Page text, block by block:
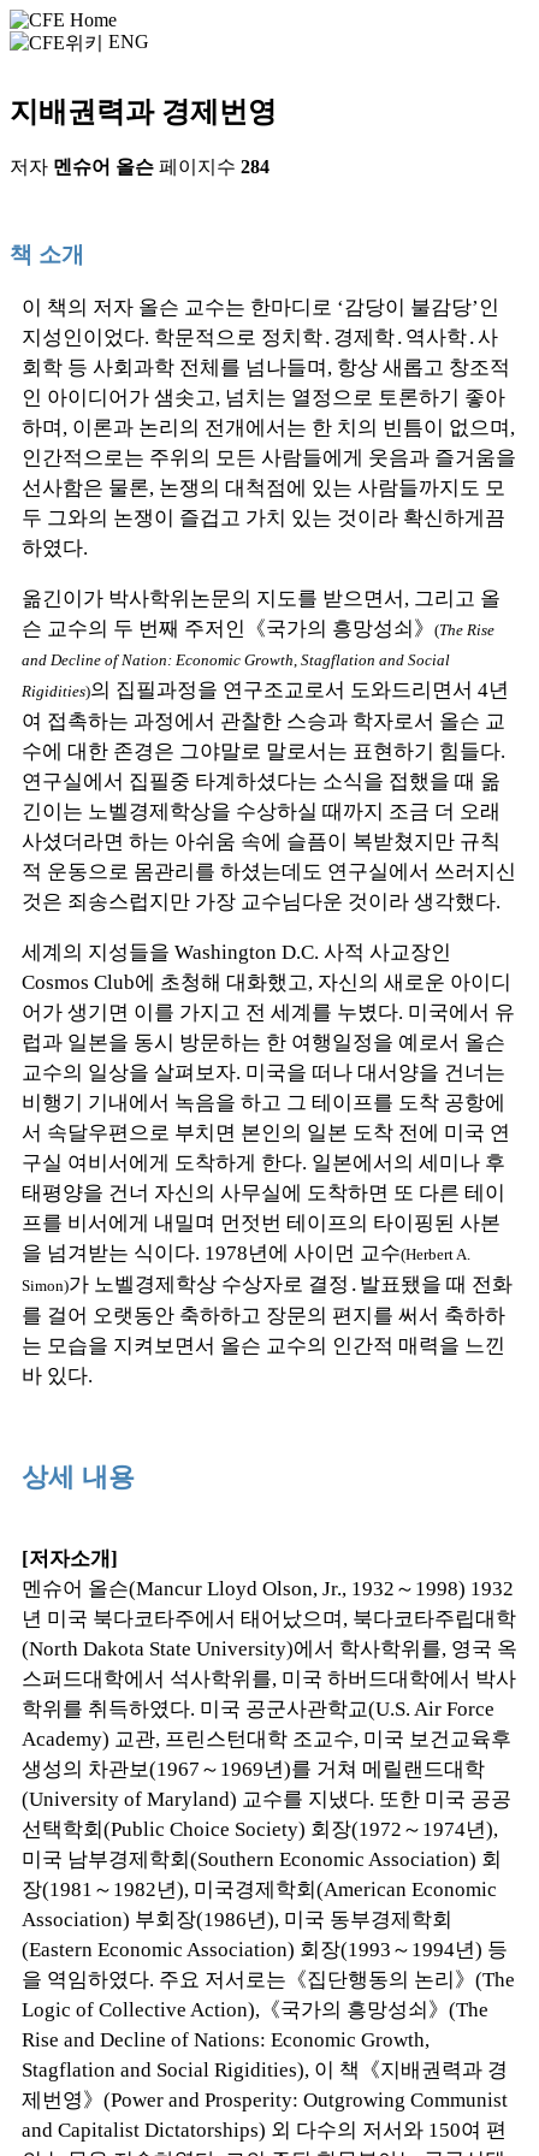
ENG
지배권력과 경제번영
저자 멘슈어 올슨 페이지수 284
책 소개
이 책의 저자 올슨 교수는 한마디로 ‘감당이 불감당’인
지성인이었다. 학문적으로 정치학․경제학․역사학․사
회학 등 사회과학 전체를 넘나들며, 항상 새롭고 창조적
인 아이디어가 샘솟고, 넘치는 열정으로 토론하기 좋아
하며, 이론과 논리의 전개에서는 한 치의 빈틈이 없으며,
인간적으로는 주위의 모든 사람들에게 웃음과 즐거움을
선사함은 물론, 논쟁의 대척점에 있는 사람들까지도 모
두 그와의 논쟁이 즐겁고 가치 있는 것이라 확신하게끔
하였다.
옮긴이가 박사학위논문의 지도를 받으면서, 그리고 올
슨 교수의 두 번째 주저인《국가의 흥망성쇠 》 (The Rise
and Decline of Nation: Economic Growth, Stagflation and Social
Rigidities)의 집필과정을 연구조교로서 도와드리면서 4년
여 접촉하는 과정에서 관찰한 스승과 학자로서 올슨 교
수에 대한 존경은 그야말로 말로서는 표현하기 힘들다.
연구실에서 집필중 타계하셨다는 소식을 접했을 때 옮
긴이는 노벨경제학상을 수상하실 때까지 조금 더 오래
사셨더라면 하는 아쉬움 속에 슬픔이 복받쳤지만 규칙
적 운동으로 몸관리를 하셨는데도 연구실에서 쓰러지신
것은 죄송스럽지만 가장 교수님다운 것이라 생각했다.
세계의 지성들을 Washington D.C. 사적 사교장인
Cosmos Club에 초청해 대화했고, 자신의 새로운 아이디
어가 생기면 이를 가지고 전 세계를 누볐다. 미국에서 유
럽과 일본을 동시 방문하는 한 여행일정을 예로서 올슨
교수의 일상을 살펴보자. 미국을 떠나 대서양을 건너는
비행기 기내에서 녹음을 하고 그 테이프를 도착 공항에
서 속달우편으로 부치면 본인의 일본 도착 전에 미국 연
구실 여비서에게 도착하게 한다. 일본에서의 세미나 후
태평양을 건너 자신의 사무실에 도착하면 또 다른 테이
프를 비서에게 내밀며 먼젓번 테이프의 타이핑된 사본
을 넘겨받는 식이다. 1978년에 사이먼 교수(Herbert A.
Simon)가 노벨경제학상 수상자로 결정․발표됐을 때 전화
를 걸어 오랫동안 축하하고 장문의 편지를 써서 축하하
는 모습을 지켜보면서 올슨 교수의 인간적 매력을 느낀
바 있다.
상세 내용
[저자소개]
멘슈어 올슨(Mancur Lloyd Olson, Jr., 1932～1998) 1932
년 미국 북다코타주에서 태어났으며, 북다코타주립대학
(North Dakota State University)에서 학사학위를, 영국 옥
스퍼드대학에서 석사학위를, 미국 하버드대학에서 박사
학위를 취득하였다. 미국 공군사관학교(U.S. Air Force
Academy) 교관, 프린스턴대학 조교수, 미국 보건교육후
생성의 차관보(1967～1969년)를 거쳐 메릴랜드대학
(University of Maryland) 교수를 지냈다. 또한 미국 공공
선택학회(Public Choice Society) 회장(1972～1974년),
미국 남부경제학회(Southern Economic Association) 회
장(1981～1982년), 미국경제학회(American Economic
Association) 부회장(1986년), 미국 동부경제학회
(Eastern Economic Association) 회장(1993～1994년) 등
을 역임하였다. 주요 저서로는《집단행동의 논리》(The
Logic of Collective Action),《국가의 흥망성쇠》(The
Rise and Decline of Nations: Economic Growth,
Stagflation and Social Rigidities), 이 책《지배권력과 경
제번영》(Power and Prosperity: Outgrowing Communist
and Capitalist Dictatorships) 외 다수의 저서와 150여 편